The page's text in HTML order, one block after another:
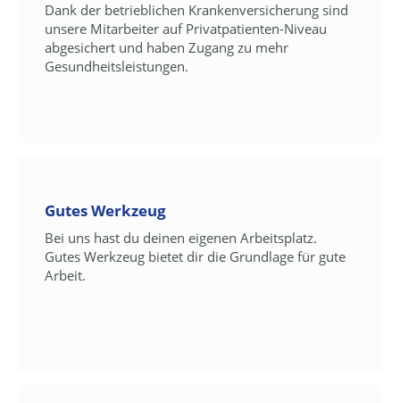
Dank der betrieblichen Krankenversicherung sind
unsere Mitarbeiter auf Privatpatienten-Niveau
abgesichert und haben Zugang zu mehr
Gesundheitsleistungen.
Gutes Werkzeug
Bei uns hast du deinen eigenen Arbeitsplatz.
Gutes Werkzeug bietet dir die Grundlage für gute
Arbeit.